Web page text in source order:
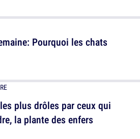
Pourquoi les chats
plus drôles par ceux qui
la plante des enfers